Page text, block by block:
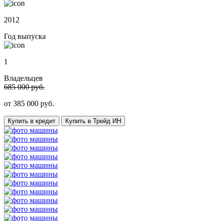
2012
Год выпуска
1
Владельцев
685 000 руб.
от 385 000 руб.
Купить в кредит Купить в Трейд ИН